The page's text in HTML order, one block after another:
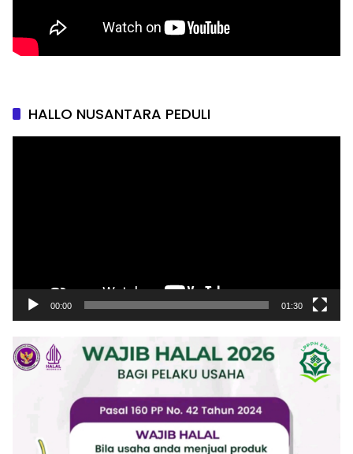
HALLO NUSANTARA PEDULI
00:00 01:30